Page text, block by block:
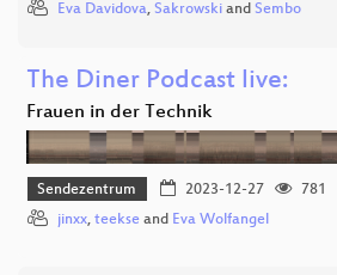
Eva Davidova, Sakrowski and Sembo
The Diner Podcast live:
Frauen in der Technik
Sendezentrum 2023-12-27
781
jinxx, teekse and Eva Wolfangel